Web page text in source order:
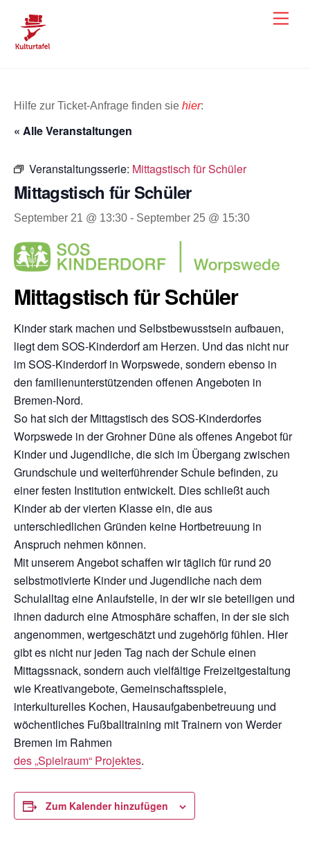
content
Hilfe zur Ticket-Anfrage finden sie hier:
« Alle Veranstaltungen
Veranstaltungsserie: Mittagstisch für Schüler
Mittagstisch für Schüler
September 21 @ 13:30 - September 25 @ 15:30
Mittagstisch für Schüler
Kinder stark machen und Selbstbewusstsein aufbauen,
liegt dem SOS-Kinderdorf am Herzen. Und das nicht nur
im SOS-Kinderdorf in Worpswede, sondern ebenso in
den familienunterstützenden offenen Angeboten in
Bremen-Nord.
So hat sich der Mittagstisch des SOS-Kinderdorfes
Worpswede in der Grohner Düne als offenes Angebot für
Kinder und Jugendliche, die sich im Übergang zwischen
Grundschule und weiterführender Schule befinden, zu
einer festen Institution entwickelt. Dies schließt auch
Kinder ab der vierten Klasse ein, die aus
unterschiedlichen Gründen keine Hortbetreuung in
Anspruch nehmen können.
Mit unserem Angebot schaffen wir täglich für rund 20
selbstmotivierte Kinder und Jugendliche nach dem
Schulalltag eine Anlaufstelle, in der wir sie beteiligen und
ihnen dadurch eine Atmosphäre schaffen, in der sie sich
angenommen, wertgeschätzt und zugehörig fühlen. Hier
gibt es nicht nur jeden Tag nach der Schule einen
Mittagssnack, sondern auch vielfältige Freizeitgestaltung
wie Kreativangebote, Gemeinschaftsspiele,
interkulturelles Kochen, Hausaufgabenbetreuung und
wöchentliches Fußballtraining mit Trainern von Werder
Bremen im Rahmen
des „Spielraum“ Projektes.
Zum Kalender hinzufügen